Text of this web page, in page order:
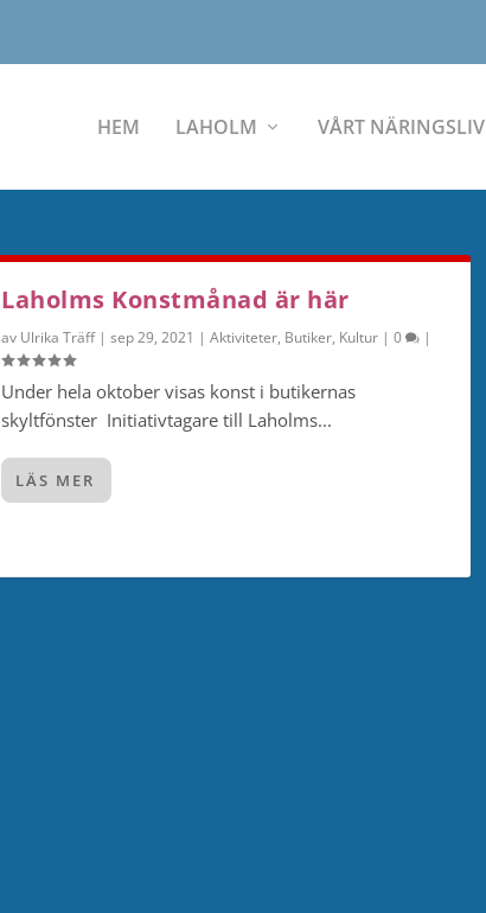
HEM LAHOLM VÅRT NÄRINGSLIV
Laholms Konstmånad är här
av Ulrika Träff|sep 29, 2021 |Aktiviteter, Butiker, Kultur |0 |
Under hela oktober visas konst i butikernas
skyltfönster Initiativtagare till Laholms...
LÄS MER